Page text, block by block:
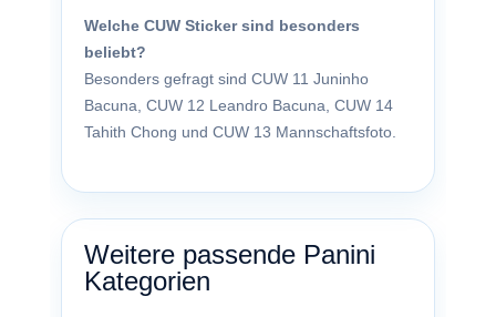
Welche CUW Sticker sind besonders
beliebt?
Besonders gefragt sind CUW 11 Juninho
Bacuna, CUW 12 Leandro Bacuna, CUW 14
Tahith Chong und CUW 13 Mannschaftsfoto.
Weitere passende Panini
Kategorien